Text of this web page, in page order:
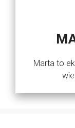
Marta to